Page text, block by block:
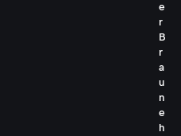
e
r
B
r
a
u
n
e
h